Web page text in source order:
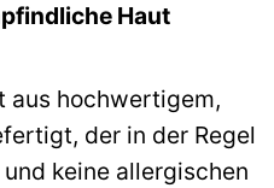
Haut
aus hochwertigem,
der in der Regel
keine allergischen